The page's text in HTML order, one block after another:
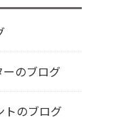
ーのブログ
トのブログ